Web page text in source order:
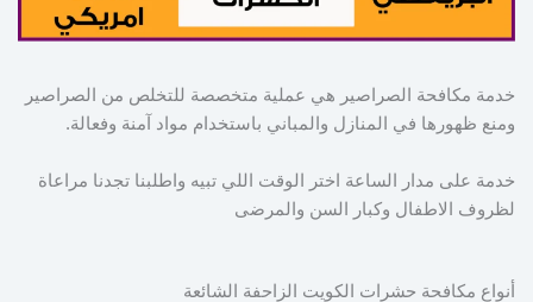
خدمة مكافحة الصراصير هي عملية متخصصة للتخلص من الصراصير
ومنع ظهورها في المنازل والمباني باستخدام مواد آمنة وفعالة.
خدمة على مدار الساعة اختر الوقت اللي تبيه واطلبنا تجدنا مراعاة
لظروف الاطفال وكبار السن والمرضى
أنواع مكافحة حشرات الكويت الزاحفة الشائعة